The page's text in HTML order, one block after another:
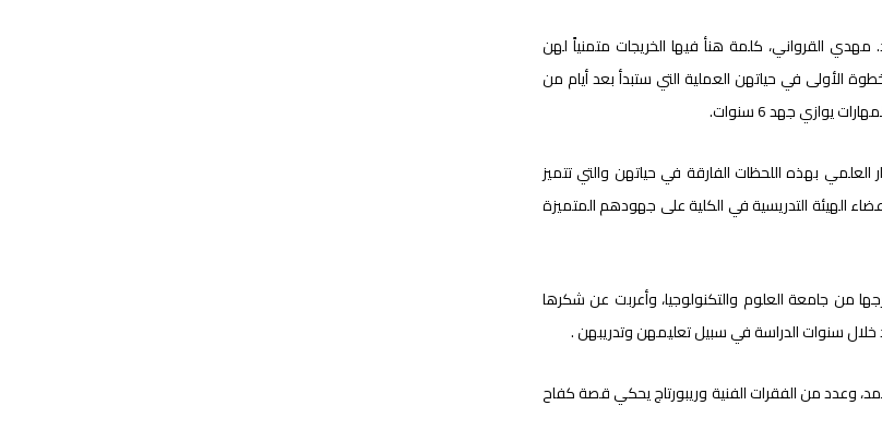
القرواني، كلمة هنأ فيها الخريجات متمنياً لهن
الأولى في حياتهن العملية التي ستبدأ بعد أيام من
يوازي جهد 6 سنوات.
بهذه اللحظات الفارقة في حياتهن والتي تتميز
الهيئة التدريسية في الكلية على جهودهم المتميزة
من جامعة العلوم والتكنولوجيا، وأعربت عن شكرها
خلال سنوات الدراسة في سبيل تعليمهن وتدريبهن .
وعدد من الفقرات الفنية وريبورتاج يحكي قصة كفاح